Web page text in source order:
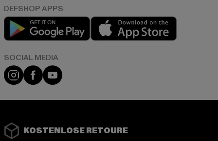
Play market
Instagram
FacebookYouTube
KOSTENLOSE RETOURE